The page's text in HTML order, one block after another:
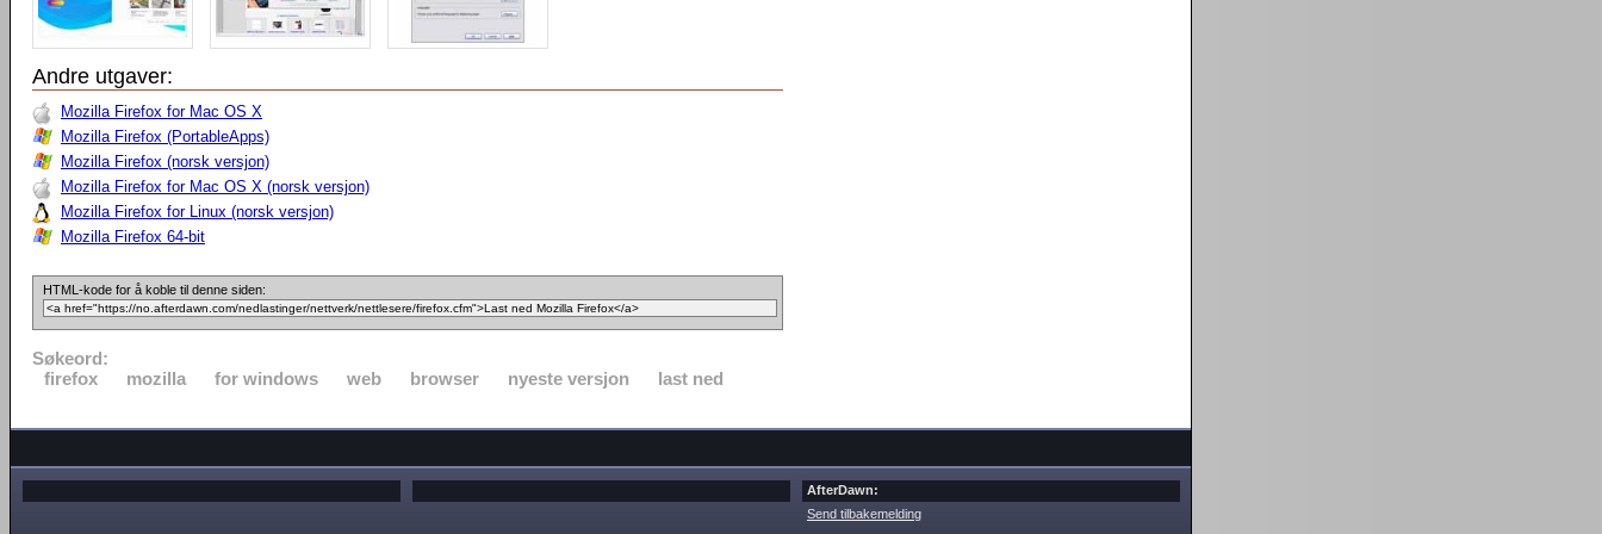
Andre utgaver:
Mozilla Firefox for Mac OS X
Mozilla Firefox (PortableApps)
Mozilla Firefox (norsk versjon)
Mozilla Firefox for Mac OS X (norsk versjon)
Mozilla Firefox for Linux (norsk versjon)
Mozilla Firefox 64-bit
HTML-kode for å koble til denne siden:
Søkeord:
firefox
mozilla for windows web browser nyeste versjon last ned
AfterDawn:
Send tilbakemelding